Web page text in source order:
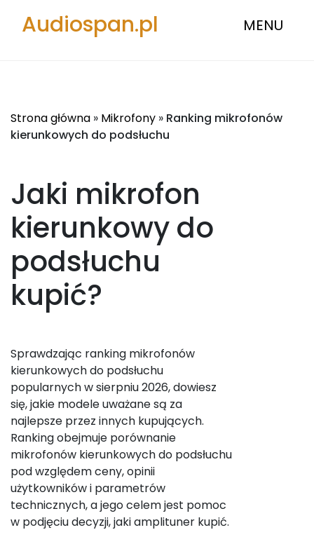
Audiospan.pl MENU
Strona główna » Mikrofony » Ranking mikrofonów
kierunkowych do podsłuchu
Jaki mikrofon
kierunkowy do
podsłuchu
kupić?
Sprawdzając ranking mikrofonów
kierunkowych do podsłuchu
popularnych w sierpniu 2026, dowiesz
się, jakie modele uważane są za
najlepsze przez innych kupujących.
Ranking obejmuje porównanie
mikrofonów kierunkowych do podsłuchu
pod względem ceny, opinii
użytkowników i parametrów
technicznych, a jego celem jest pomoc
w podjęciu decyzji, jaki amplituner kupić.